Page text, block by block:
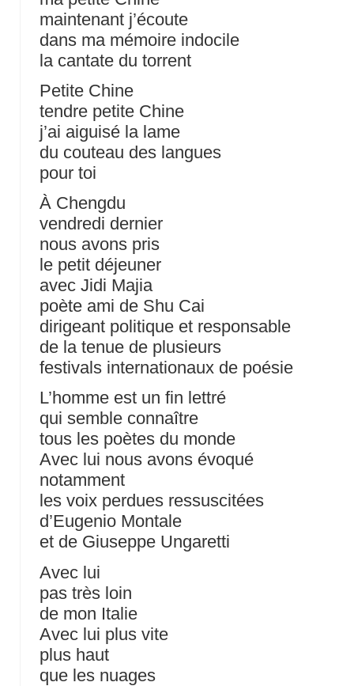
maintenant j’écoute
dans ma mémoire indocile
la cantate du torrent
Petite Chine
tendre petite Chine
j’ai aiguisé la lame
du couteau des langues
pour toi
À Chengdu
vendredi dernier
nous avons pris
le petit déjeuner
avec Jidi Majia
poète ami de Shu Cai
dirigeant politique et responsable
de la tenue de plusieurs
festivals internationaux de poésie
L’homme est un fin lettré
qui semble connaître
tous les poètes du monde
Avec lui nous avons évoqué
notamment
les voix perdues ressuscitées
d’Eugenio Montale
et de Giuseppe Ungaretti
Avec lui
pas très loin
de mon Italie
Avec lui plus vite
plus haut
que les nuages